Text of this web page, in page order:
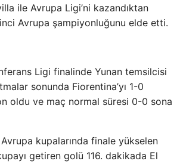
ile Avrupa Ligi’ni kazandıktan
Avrupa şampiyonluğunu elde etti.
Ligi finalinde Yunan temsilcisi
sonunda Fiorentina’yı 1-0
oldu ve maç normal süresi 0-0 sona
kupalarında finale yükselen
getiren golü 116. dakikada El